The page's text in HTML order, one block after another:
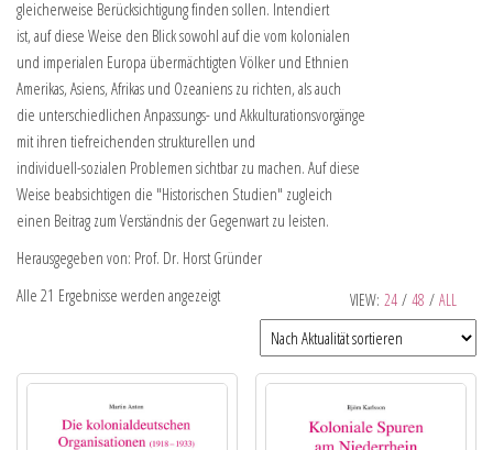
gleicherweise Berücksichtigung finden sollen. Intendiert
ist, auf diese Weise den Blick sowohl auf die vom kolonialen
und imperialen Europa übermächtigten Völker und Ethnien
Amerikas, Asiens, Afrikas und Ozeaniens zu richten, als auch
die unterschiedlichen Anpassungs- und Akkulturationsvorgänge
mit ihren tiefreichenden strukturellen und
individuell-sozialen Problemen sichtbar zu machen. Auf diese
Weise beabsichtigen die "Historischen Studien" zugleich
einen Beitrag zum Verständnis der Gegenwart zu leisten.
Herausgegeben von: Prof. Dr. Horst Gründer
VIEW: 24 / 48 / ALL
Alle 21 Ergebnisse werden angezeigt